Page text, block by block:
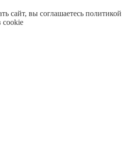
сайт, вы соглашаетесь политикой
cookie